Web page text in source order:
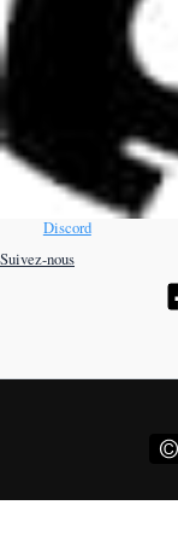
Discord
Suivez-nous